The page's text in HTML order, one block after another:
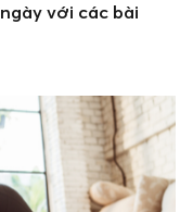
với các bài